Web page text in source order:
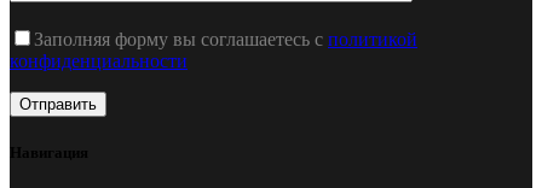
Заполняя форму вы соглашаетесь с политикой
конфиденциальности
Навигация